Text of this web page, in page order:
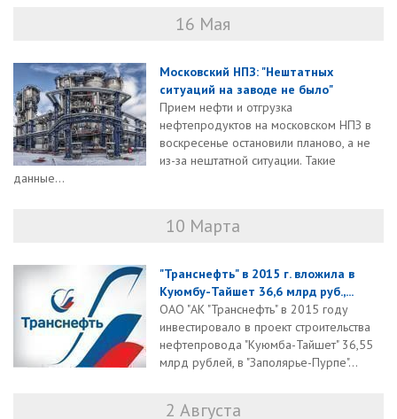
16 Мая
Московский НПЗ: "Нештатных
ситуаций на заводе не было"
Прием нефти и отгрузка
нефтепродуктов на московском НПЗ в
воскресенье остановили планово, а не
из-за нештатной ситуации. Такие
данные...
10 Марта
"Транснефть" в 2015 г. вложила в
Куюмбу-Тайшет 36,6 млрд руб.,...
ОАО "АК "Транснефть" в 2015 году
инвестировало в проект строительства
нефтепровода "Куюмба-Тайшет" 36,55
млрд рублей, в "Заполярье-Пурпе"...
2 Августа